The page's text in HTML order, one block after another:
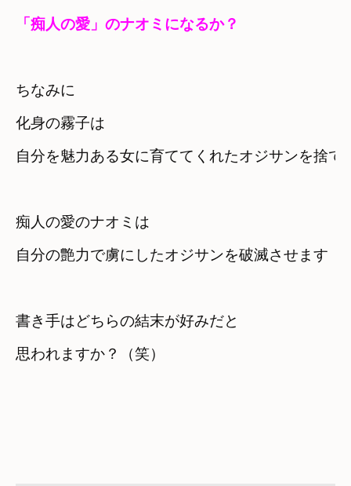
「痴人の愛」のナオミになるか？
ちなみに
化身の霧子は
自分を魅力ある女に育ててくれたオジサンを捨て
痴人の愛のナオミは
自分の艶力で虜にしたオジサンを破滅させます
書き手はどちらの結末が好みだと
思われますか？（笑）